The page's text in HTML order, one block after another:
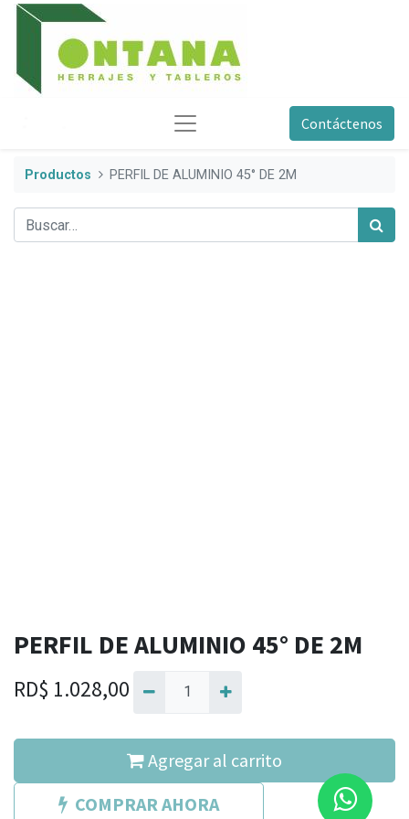
Contáctenos
Productos PERFIL DE ALUMINIO 45° DE 2M
PERFIL DE ALUMINIO 45° DE 2M
RD$ 1.028,00
Agregar al carrito
COMPRAR AHORA